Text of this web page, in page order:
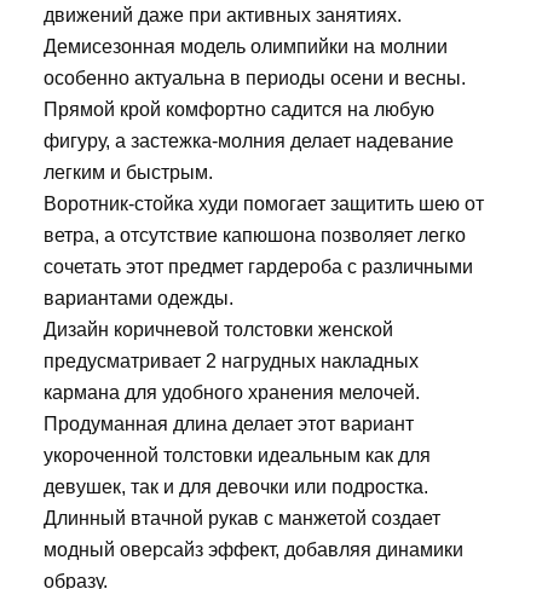
движений даже при активных занятиях.
Демисезонная модель олимпийки на молнии
особенно актуальна в периоды осени и весны.
Прямой крой комфортно садится на любую
фигуру, а застежка-молния делает надевание
легким и быстрым.
Воротник-стойка худи помогает защитить шею от
ветра, а отсутствие капюшона позволяет легко
сочетать этот предмет гардероба с различными
вариантами одежды.
Дизайн коричневой толстовки женской
предусматривает 2 нагрудных накладных
кармана для удобного хранения мелочей.
Продуманная длина делает этот вариант
укороченной толстовки идеальным как для
девушек, так и для девочки или подростка.
Длинный втачной рукав с манжетой создает
модный оверсайз эффект, добавляя динамики
образу.